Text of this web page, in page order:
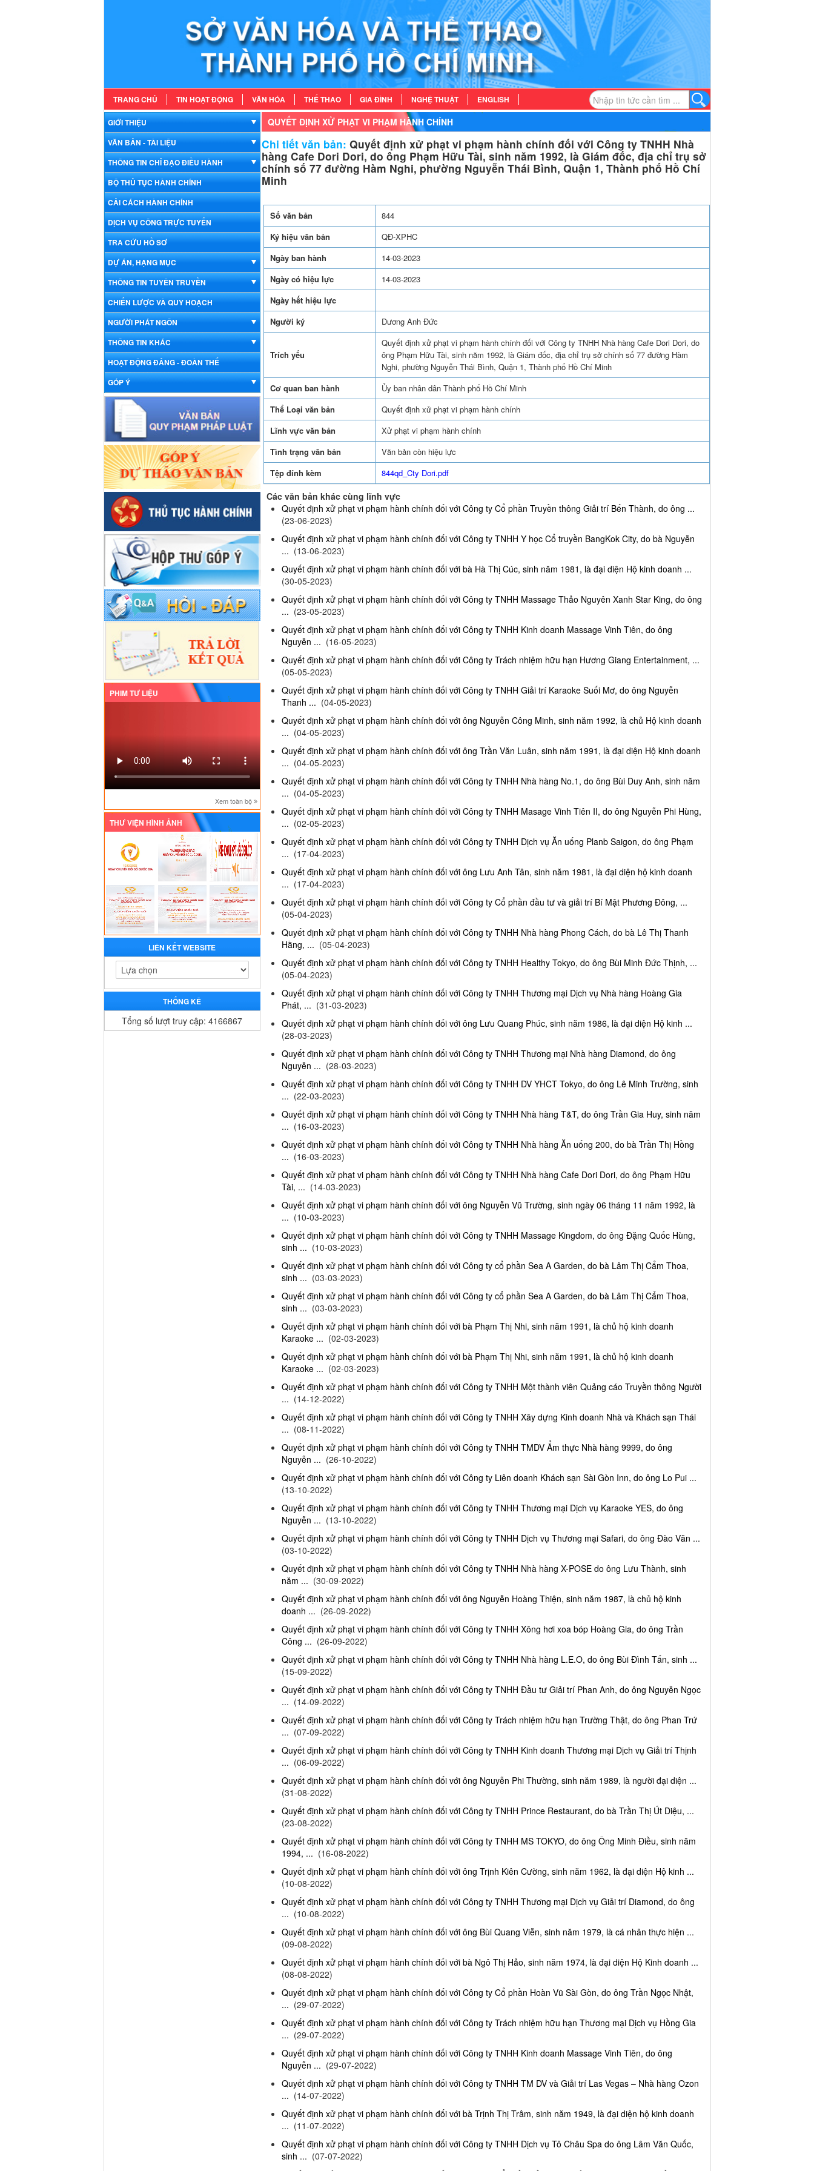
TRANG CHỦ TIN HOẠT ĐỘNG VĂN HÓA THỂ THAO GIA ĐÌNH NGHỆ THUẬT ENGLISH
GIỚI THIỆU
VĂN BẢN - TÀI LIỆU
THÔNG TIN CHỈ ĐẠO ĐIỀU HÀNH
BỘ THỦ TỤC HÀNH CHÍNH
CẢI CÁCH HÀNH CHÍNH
DỊCH VỤ CÔNG TRỰC TUYẾN
TRA CỨU HỒ SƠ
DỰ ÁN, HẠNG MỤC
THÔNG TIN TUYÊN TRUYỀN
CHIẾN LƯỢC VÀ QUY HOẠCH
NGƯỜI PHÁT NGÔN
THÔNG TIN KHÁC
HOẠT ĐỘNG ĐẢNG - ĐOÀN THỂ
GÓP Ý
PHIM TƯ LIỆU
Xem toàn bộ
THƯ VIỆN HÌNH ẢNH
LIÊN KẾT WEBSITE
THỐNG KÊ
Tổng số lượt truy cập: 4166867
QUYẾT ĐỊNH XỬ PHẠT VI PHẠM HÀNH CHÍNH
Chi tiết văn bản: Quyết định xử phạt vi phạm hành chính đối với Công ty TNHH Nhà
hàng Cafe Dori Dori, do ông Phạm Hữu Tài, sinh năm 1992, là Giám đốc, địa chỉ trụ sở
chính số 77 đường Hàm Nghi, phường Nguyễn Thái Bình, Quận 1, Thành phố Hồ Chí
Minh
Số văn bản
844
Ký hiệu văn bản
QĐ-XPHC
Ngày ban hành
14-03-2023
Ngày có hiệu lực
14-03-2023
Ngày hết hiệu lực
Người ký
Dương Anh Đức
Trích yếu
Quyết định xử phạt vi phạm hành chính đối với Công ty TNHH Nhà hàng Cafe Dori Dori, do
ông Phạm Hữu Tài, sinh năm 1992, là Giám đốc, địa chỉ trụ sở chính số 77 đường Hàm
Nghi, phường Nguyễn Thái Bình, Quận 1, Thành phố Hồ Chí Minh
Cơ quan ban hành
Ủy ban nhân dân Thành phố Hồ Chí Minh
Thể Loại văn bản
Quyết định xử phạt vi phạm hành chính
Lĩnh vực văn bản
Xử phạt vi phạm hành chính
Tình trạng văn bản
Văn bản còn hiệu lực
Tệp đính kèm
844qd_Cty Dori.pdf
Các văn bản khác cùng lĩnh vực
Quyết định xử phạt vi phạm hành chính đối với Công ty Cổ phần Truyền thông Giải trí Bến Thành, do ông ...
(23-06-2023)
Quyết định xử phạt vi phạm hành chính đối với Công ty TNHH Y học Cổ truyền BangKok City, do bà Nguyễn
... (13-06-2023)
Quyết định xử phạt vi phạm hành chính đối với bà Hà Thị Cúc, sinh năm 1981, là đại diện Hộ kinh doanh ...
(30-05-2023)
Quyết định xử phạt vi phạm hành chính đối với Công ty TNHH Massage Thảo Nguyên Xanh Star King, do ông
... (23-05-2023)
Quyết định xử phạt vi phạm hành chính đối với Công ty TNHH Kinh doanh Massage Vinh Tiên, do ông
Nguyễn ... (16-05-2023)
Quyết định xử phạt vi phạm hành chính đối với Công ty Trách nhiệm hữu hạn Hương Giang Entertainment, ...
(05-05-2023)
Quyết định xử phạt vi phạm hành chính đối với Công ty TNHH Giải trí Karaoke Suối Mơ, do ông Nguyễn
Thanh ... (04-05-2023)
Quyết định xử phạt vi phạm hành chính đối với ông Nguyễn Công Minh, sinh năm 1992, là chủ Hộ kinh doanh
... (04-05-2023)
Quyết định xử phạt vi phạm hành chính đối với ông Trần Văn Luân, sinh năm 1991, là đại diện Hộ kinh doanh
... (04-05-2023)
Quyết định xử phạt vi phạm hành chính đối với Công ty TNHH Nhà hàng No.1, do ông Bùi Duy Anh, sinh năm
... (04-05-2023)
Quyết định xử phạt vi phạm hành chính đối với Công ty TNHH Masage Vinh Tiên II, do ông Nguyễn Phi Hùng,
... (02-05-2023)
Quyết định xử phạt vi phạm hành chính đối với Công ty TNHH Dịch vụ Ăn uống Planb Saigon, do ông Phạm
... (17-04-2023)
Quyết định xử phạt vi phạm hành chính đối với ông Lưu Anh Tân, sinh năm 1981, là đại diện hộ kinh doanh
... (17-04-2023)
Quyết định xử phạt vi phạm hành chính đối với Công ty Cổ phần đầu tư và giải trí Bí Mật Phương Đông, ...
(05-04-2023)
Quyết định xử phạt vi phạm hành chính đối với Công ty TNHH Nhà hàng Phong Cách, do bà Lê Thị Thanh
Hằng, ... (05-04-2023)
Quyết định xử phạt vi phạm hành chính đối với Công ty TNHH Healthy Tokyo, do ông Bùi Minh Đức Thịnh, ...
(05-04-2023)
Quyết định xử phạt vi phạm hành chính đối với Công ty TNHH Thương mại Dịch vụ Nhà hàng Hoàng Gia
Phát, ... (31-03-2023)
Quyết định xử phạt vi phạm hành chính đối với ông Lưu Quang Phúc, sinh năm 1986, là đại diện Hộ kinh ...
(28-03-2023)
Quyết định xử phạt vi phạm hành chính đối với Công ty TNHH Thương mại Nhà hàng Diamond, do ông
Nguyễn ... (28-03-2023)
Quyết định xử phạt vi phạm hành chính đối với Công ty TNHH DV YHCT Tokyo, do ông Lê Minh Trường, sinh
... (22-03-2023)
Quyết định xử phạt vi phạm hành chính đối với Công ty TNHH Nhà hàng T&T, do ông Trần Gia Huy, sinh năm
... (16-03-2023)
Quyết định xử phạt vi phạm hành chính đối với Công ty TNHH Nhà hàng Ăn uống 200, do bà Trần Thị Hồng
... (16-03-2023)
Quyết định xử phạt vi phạm hành chính đối với Công ty TNHH Nhà hàng Cafe Dori Dori, do ông Phạm Hữu
Tài, ... (14-03-2023)
Quyết định xử phạt vi phạm hành chính đối với ông Nguyễn Vũ Trường, sinh ngày 06 tháng 11 năm 1992, là
... (10-03-2023)
Quyết định xử phạt vi phạm hành chính đối với Công ty TNHH Massage Kingdom, do ông Đặng Quốc Hùng,
sinh ... (10-03-2023)
Quyết định xử phạt vi phạm hành chính đối với Công ty cổ phần Sea A Garden, do bà Lâm Thị Cẩm Thoa,
sinh ... (03-03-2023)
Quyết định xử phạt vi phạm hành chính đối với Công ty cổ phần Sea A Garden, do bà Lâm Thị Cẩm Thoa,
sinh ... (03-03-2023)
Quyết định xử phạt vi phạm hành chính đối với bà Phạm Thị Nhi, sinh năm 1991, là chủ hộ kinh doanh
Karaoke ... (02-03-2023)
Quyết định xử phạt vi phạm hành chính đối với bà Phạm Thị Nhi, sinh năm 1991, là chủ hộ kinh doanh
Karaoke ... (02-03-2023)
Quyết định xử phạt vi phạm hành chính đối với Công ty TNHH Một thành viên Quảng cáo Truyền thông Người
... (14-12-2022)
Quyết định xử phạt vi phạm hành chính đối với Công ty TNHH Xây dựng Kinh doanh Nhà và Khách sạn Thái
... (08-11-2022)
Quyết định xử phạt vi phạm hành chính đối với Công ty TNHH TMDV Ẩm thực Nhà hàng 9999, do ông
Nguyễn ... (26-10-2022)
Quyết định xử phạt vi phạm hành chính đối với Công ty Liên doanh Khách sạn Sài Gòn Inn, do ông Lo Pui ...
(13-10-2022)
Quyết định xử phạt vi phạm hành chính đối với Công ty TNHH Thương mại Dịch vụ Karaoke YES, do ông
Nguyễn ... (13-10-2022)
Quyết định xử phạt vi phạm hành chính đối với Công ty TNHH Dịch vụ Thương mại Safari, do ông Đào Văn ...
(03-10-2022)
Quyết định xử phạt vi phạm hành chính đối với Công ty TNHH Nhà hàng X-POSE do ông Lưu Thành, sinh
năm ... (30-09-2022)
Quyết định xử phạt vi phạm hành chính đối với ông Nguyễn Hoàng Thiện, sinh năm 1987, là chủ hộ kinh
doanh ... (26-09-2022)
Quyết định xử phạt vi phạm hành chính đối với Công ty TNHH Xông hơi xoa bóp Hoàng Gia, do ông Trần
Công ... (26-09-2022)
Quyết định xử phạt vi phạm hành chính đối với Công ty TNHH Nhà hàng L.E.O, do ông Bùi Đình Tấn, sinh ...
(15-09-2022)
Quyết định xử phạt vi phạm hành chính đối với Công ty TNHH Đầu tư Giải trí Phan Anh, do ông Nguyễn Ngọc
... (14-09-2022)
Quyết định xử phạt vi phạm hành chính đối với Công ty Trách nhiệm hữu hạn Trường Thật, do ông Phan Trứ
... (07-09-2022)
Quyết định xử phạt vi phạm hành chính đối với Công ty TNHH Kinh doanh Thương mại Dịch vụ Giải trí Thịnh
... (06-09-2022)
Quyết định xử phạt vi phạm hành chính đối với ông Nguyễn Phi Thường, sinh năm 1989, là người đại diện ...
(31-08-2022)
Quyết định xử phạt vi phạm hành chính đối với Công ty TNHH Prince Restaurant, do bà Trần Thị Út Diệu, ...
(23-08-2022)
Quyết định xử phạt vi phạm hành chính đối với Công ty TNHH MS TOKYO, do ông Ông Minh Điều, sinh năm
1994, ... (16-08-2022)
Quyết định xử phạt vi phạm hành chính đối với ông Trịnh Kiên Cường, sinh năm 1962, là đại diện Hộ kinh ...
(10-08-2022)
Quyết định xử phạt vi phạm hành chính đối với Công ty TNHH Thương mại Dịch vụ Giải trí Diamond, do ông
... (10-08-2022)
Quyết định xử phạt vi phạm hành chính đối với ông Bùi Quang Viễn, sinh năm 1979, là cá nhân thực hiện ...
(09-08-2022)
Quyết định xử phạt vi phạm hành chính đối với bà Ngô Thị Hảo, sinh năm 1974, là đại diện Hộ Kinh doanh ...
(08-08-2022)
Quyết định xử phạt vi phạm hành chính đối với Công ty Cổ phần Hoàn Vũ Sài Gòn, do ông Trần Ngọc Nhật,
... (29-07-2022)
Quyết định xử phạt vi phạm hành chính đối với Công ty Trách nhiệm hữu hạn Thương mại Dịch vụ Hồng Gia
... (29-07-2022)
Quyết định xử phạt vi phạm hành chính đối với Công ty TNHH Kinh doanh Massage Vinh Tiên, do ông
Nguyễn ... (29-07-2022)
Quyết định xử phạt vi phạm hành chính đối với Công ty TNHH TM DV và Giải trí Las Vegas – Nhà hàng Ozon
... (14-07-2022)
Quyết định xử phạt vi phạm hành chính đối với bà Trịnh Thị Trâm, sinh năm 1949, là đại diện hộ kinh doanh
... (11-07-2022)
Quyết định xử phạt vi phạm hành chính đối với Công ty TNHH Dịch vụ Tô Châu Spa do ông Lâm Văn Quốc,
sinh ... (07-07-2022)